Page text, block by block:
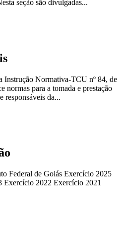
seção são divulgadas...
Instrução Normativa-TCU nº 84, de
normas para a tomada e prestação
responsáveis da...
Federal de Goiás Exercício 2025
2022 Exercício 2021